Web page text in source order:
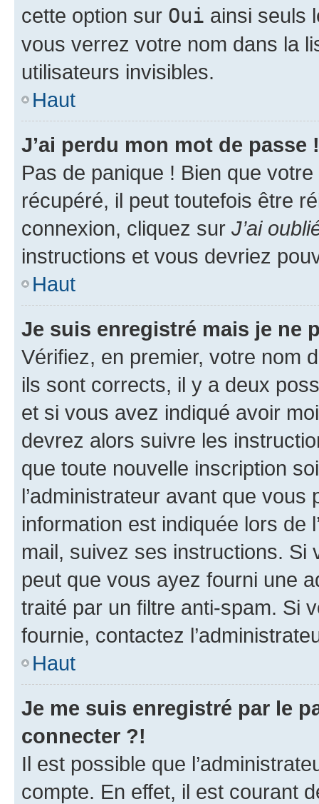
cette option sur Oui ainsi seuls
vous verrez votre nom dans la
utilisateurs invisibles.
Haut
J’ai perdu mon mot de passe !
Pas de panique ! Bien que
récupéré, il peut toutefois être
connexion, cliquez sur J’ai
instructions et vous devriez
Haut
Je suis enregistré mais je ne
Vérifiez, en premier, votre nom
ils sont corrects, il y a deux
et si vous avez indiqué avoir
devrez alors suivre les
que toute nouvelle inscription
l’administrateur avant que
information est indiquée lors de
mail, suivez ses instructions. Si
peut que vous ayez fourni une
traité par un filtre anti-spam. Si
fournie, contactez
Haut
Je me suis enregistré par le
connecter ?!
Il est possible que
compte. En effet, il est courant